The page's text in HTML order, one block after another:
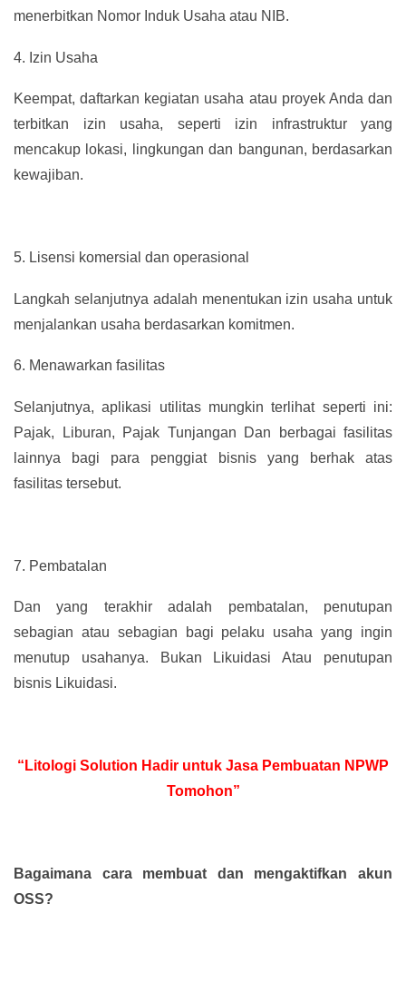
menerbitkan Nomor Induk Usaha atau NIB.
4. Izin Usaha
Keempat, daftarkan kegiatan usaha atau proyek Anda dan
terbitkan izin usaha, seperti izin infrastruktur yang
mencakup lokasi, lingkungan dan bangunan, berdasarkan
kewajiban.
5. Lisensi komersial dan operasional
Langkah selanjutnya adalah menentukan izin usaha untuk
menjalankan usaha berdasarkan komitmen.
6. Menawarkan fasilitas
Selanjutnya, aplikasi utilitas mungkin terlihat seperti ini:
Pajak, Liburan, Pajak Tunjangan Dan berbagai fasilitas
lainnya bagi para penggiat bisnis yang berhak atas
fasilitas tersebut.
7. Pembatalan
Dan yang terakhir adalah pembatalan, penutupan
sebagian atau sebagian bagi pelaku usaha yang ingin
menutup usahanya. Bukan Likuidasi Atau penutupan
bisnis Likuidasi.
“Litologi Solution Hadir untuk Jasa Pembuatan NPWP
Tomohon”
Bagaimana cara membuat dan mengaktifkan akun
OSS?